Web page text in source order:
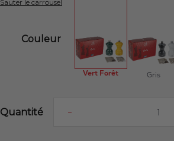
Sauter le carrousel
Couleur
Vert Forêt Gris
Quantité –